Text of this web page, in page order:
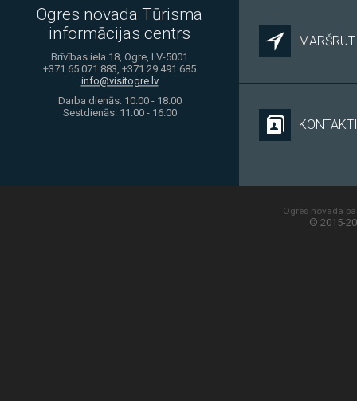
Ogres novada Tūrisma
informācijas centrs
Brīvības iela 18, Ogre, LV-5001
+371 65 071 883, +371 29 491 685
info@visitogre.lv
Darba dienās: 10.00 - 18.00
Sestdienās: 11.00 - 16.00
KONTAKTI
Ogres novada
© 2015-